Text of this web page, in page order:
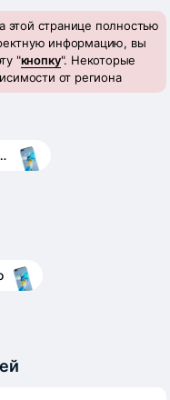
этой странице полностью
информацию, вы
"кнопку". Некоторые
от региона
Mate 40 Pro+